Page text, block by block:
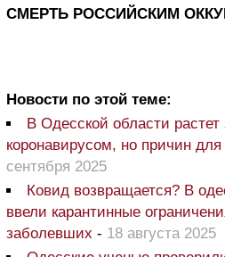
СМЕРТЬ РОССИЙСКИМ
Новости по этой теме:
В Одесской области
коронавирусом, но причин для
сентября 2025
Ковид возвращается? В
ввели карантинные
заболевших - 18 августа 2025